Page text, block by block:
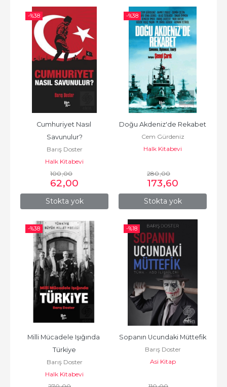
-%38
Stokta yok
Cumhuriyet Nasıl
Savunulur?
Barış Doster
Halk Kitabevi
100,00
62,00
-%38
Stokta yok
Doğu Akdeniz'de Rekabet
Cem Gürdeniz
Halk Kitabevi
280,00
173,60
-%38
Milli Mücadele Işığında
Türkiye
Barış Doster
Halk Kitabevi
-%18
Sopanın Ucundaki Müttefik
Barış Doster
Asi Kitap